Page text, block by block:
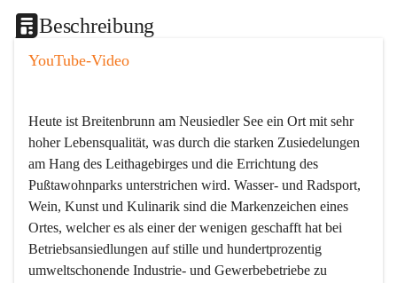
Beschreibung
YouTube-Video
Heute ist Breitenbrunn am Neusiedler See ein Ort mit sehr
hoher Lebensqualität, was durch die starken Zusiedelungen
am Hang des Leithagebirges und die Errichtung des
Pußtawohnparks unterstrichen wird. Wasser- und Radsport,
Wein, Kunst und Kulinarik sind die Markenzeichen eines
Ortes, welcher es als einer der wenigen geschafft hat bei
Betriebsansiedlungen auf stille und hundertprozentig
umweltschonende Industrie- und Gewerbebetriebe zu